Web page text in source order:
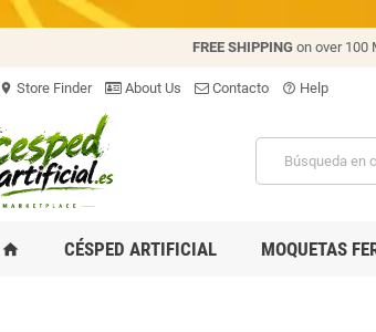
FREE SHIPPING on over 100
location_on Store Finder About Us Contacto help_outline Help
home CÉSPED ARTIFICIAL MOQUETAS